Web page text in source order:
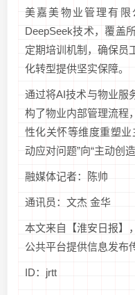
美嘉美物业管理有
DeepSeek技术，覆盖
定期培训机制，确保员
化转型提供坚实保障。
通过将AI技术与物业服
构了物业内部管理流程
性化关怀等维度重塑
动应对问题”向“主动创造
融媒体记者：陈帅
通讯员：文杰 金华
本文来自【淮安日报】
公共平台提供信息发布
ID：jrtt